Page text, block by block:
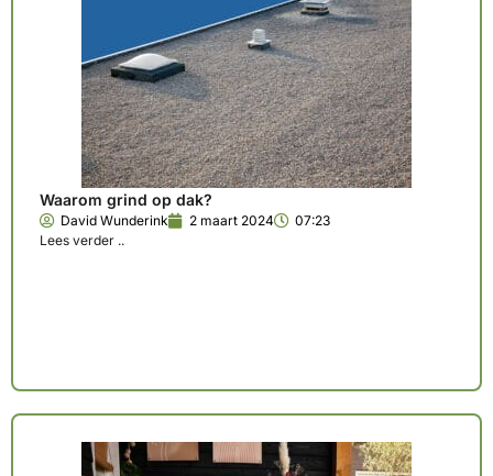
Waarom grind op dak?
David Wunderink 2 maart 2024
07:23
Lees verder ..